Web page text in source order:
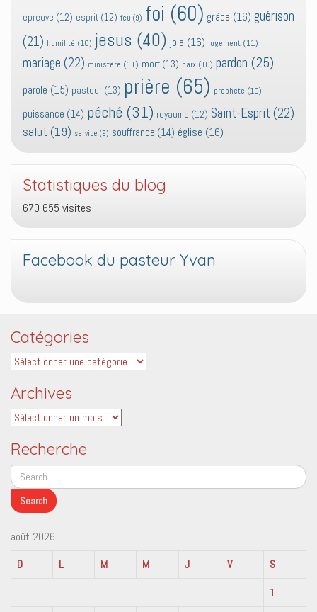
epreuve (12) esprit (12) feu (9) foi (60) grâce (16) guérison
(21) humilité (10) jesus (40) joie (16) jugement (11)
mariage (22) ministère (11) mort (13) paix (10) pardon (25)
parole (15) pasteur (13) prière (65) prophete (10)
puissance (14) péché (31) royaume (12) Saint-Esprit (22)
salut (19) service (9) souffrance (14) église (16)
Statistiques du blog
670 655 visites
Facebook du pasteur Yvan
Catégories
Catégories
Archives
Archives
Recherche
août 2026
D
L M M J V
S
1